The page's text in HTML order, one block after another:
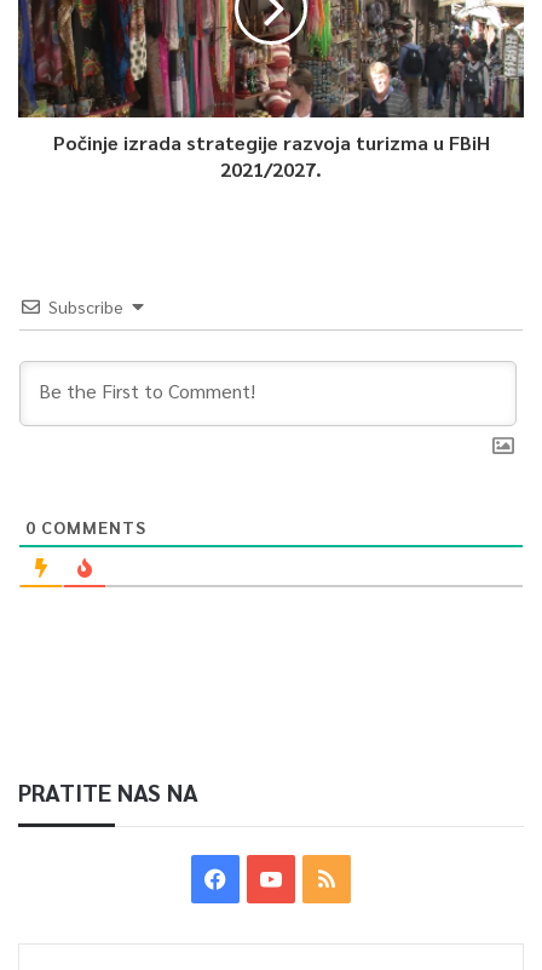
Počinje izrada strategije razvoja turizma u FBiH
2021/2027.
Subscribe
0 COMMENTS
PRATITE NAS NA